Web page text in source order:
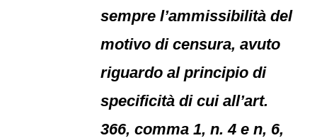
sempre l’ammissibilità del
motivo di censura, avuto
riguardo al principio di
specificità di cui all’art.
366, comma 1, n. 4 e n, 6,